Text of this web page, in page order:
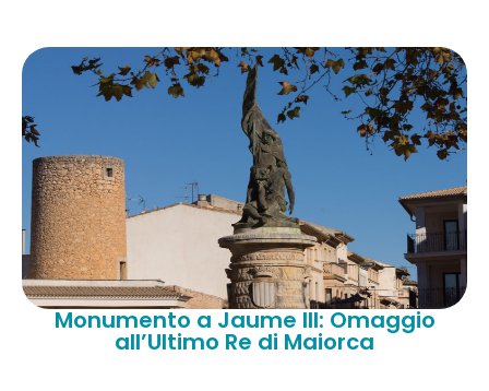
Monumento a Jaume III: Omaggio
all’Ultimo Re di Maiorca